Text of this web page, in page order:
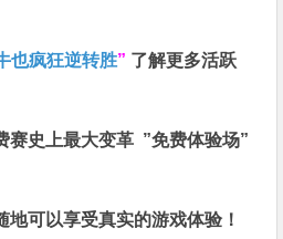
也疯狂逆转胜” 了解更多活跃
赛史上最大变革 ”免费体验场”
地可以享受真实的游戏体验！